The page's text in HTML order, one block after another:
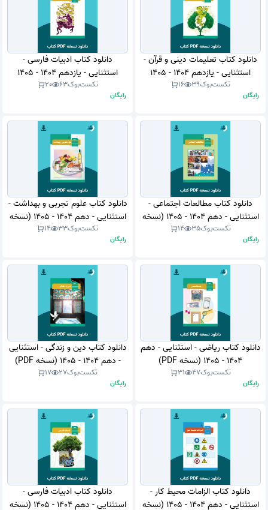
دانلود کتاب تعلیمات دینی و قرآن -
استثنایی - یازدهم 1404 - 1405
(نسخه PDF)
تکست‌بوک39
16
رایگان
دانلود کتاب ادبیات فارسی -
استثنایی - یازدهم 1404 - 1405
(نسخه PDF)
تکست‌بوک63
20
رایگان
دانلود کتاب مطالعات اجتماعی -
استثنایی - دهم 1404 - 1405 (نسخه
PDF)
تکست‌بوک35
14
رایگان
دانلود کتاب علوم تجربی و بهداشت -
استثنایی - دهم 1404 - 1405 (نسخه
PDF)
تکست‌بوک33
14
رایگان
دانلود کتاب ریاضی - استثنایی - دهم
1404 - 1405 (نسخه PDF)
تکست‌بوک47
31
رایگان
دانلود کتاب دین و زندگی - استثنایی
- دهم 1404 - 1405 (نسخه PDF)
تکست‌بوک27
17
رایگان
دانلود کتاب الزامات محیط کار -
استثنایی - دهم 1404 - 1405 (نسخه
دانلود کتاب ادبیات فارسی -
استثنایی - دهم 1404 - 1405 (نسخه